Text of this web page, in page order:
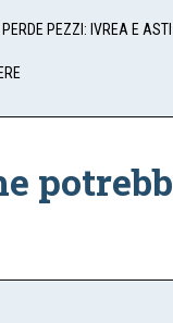
PEZZI: IVREA E